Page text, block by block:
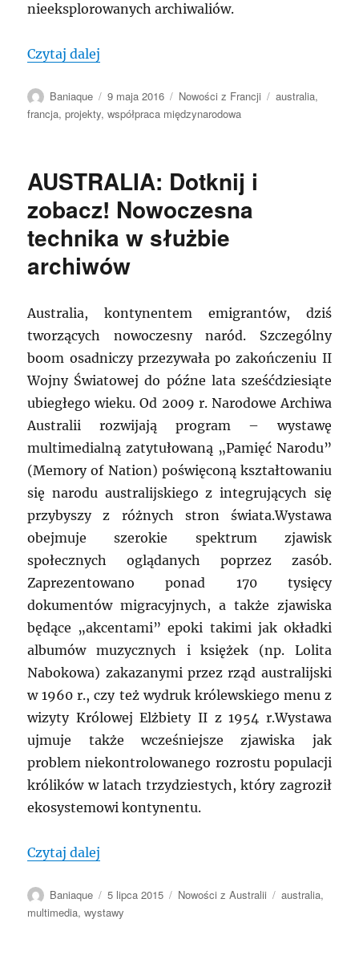
nieeksplorowanych archiwaliów.
Czytaj dalej
Autor
Baniaque
Data
publikacji
9 maja 2016 Kategorie
Nowości z Francji Tagi
australia,
francja,projekty,współpraca międzynarodowa
AUSTRALIA: Dotknij i
zobacz! Nowoczesna
technika w służbie
archiwów
Australia, kontynentem emigrantów, dziś
tworzących nowoczesny naród. Szczególny
boom osadniczy przezywała po zakończeniu II
Wojny Światowej do późne lata sześćdziesiąte
ubiegłego wieku. Od 2009 r. Narodowe Archiwa
Australii rozwijają program – wystawę
multimedialną zatytułowaną „Pamięć Narodu”
(Memory of Nation) poświęconą kształtowaniu
się narodu australijskiego z integrujących się
przybyszy z różnych stron świata.Wystawa
obejmuje szerokie spektrum zjawisk
społecznych oglądanych poprzez zasób.
Zaprezentowano ponad 170 tysięcy
dokumentów migracyjnych, a także zjawiska
będące „akcentami” epoki takimi jak okładki
albumów muzycznych i księżek (np. Lolita
Nabokowa) zakazanymi przez rząd australijski
w 1960 r., czy też wydruk królewskiego menu z
wizyty Królowej Elżbiety II z 1954 r.Wystawa
ujmuje także wcześniejsze zjawiska jak
problem niekontrolowanego rozrostu populacji
królików w latach trzydziestych, który zagroził
ekosystemowi kontynentu.
Czytaj dalej
Autor
Baniaque
Data
publikacji
5 lipca 2015 Kategorie
Nowości z Australii Tagi
australia,
multimedia,wystawy